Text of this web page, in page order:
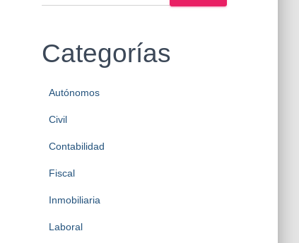
Categorías
Autónomos
Civil
Contabilidad
Fiscal
Inmobiliaria
Laboral